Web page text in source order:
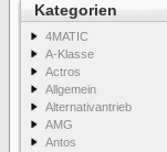
Kategorien
4MATIC
A-Klasse
Actros
Allgemein
Alternativantrieb
AMG
Antos